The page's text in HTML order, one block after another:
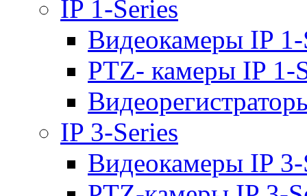
IP 1-Series
Видеокамеры IP 1-
PTZ- камеры IP 1-
IP 3-Series
Видеокамеры IP 3-